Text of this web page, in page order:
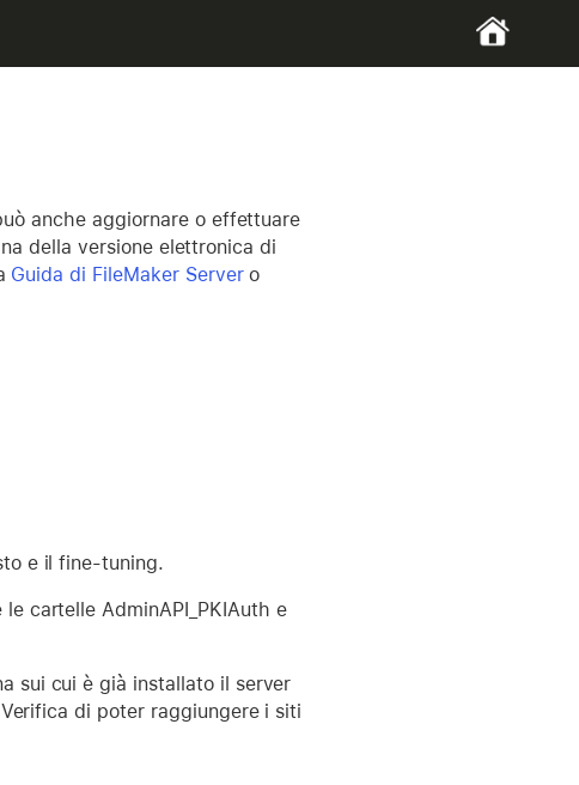
anche aggiornare o effettuare
della versione elettronica di
Guida di FileMaker Servero
e il fine-tuning.
cartelle AdminAPI_PKIAuth e
sui cui è già installato il server
di poter raggiungere i siti